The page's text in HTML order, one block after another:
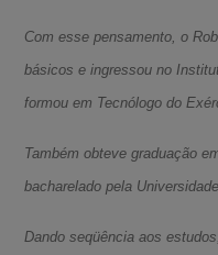
Com esse pensamento, o
básicos e ingressou no
formou em Tecnólogo do
Também obteve graduação
bacharelado pela
Dando seqüência aos